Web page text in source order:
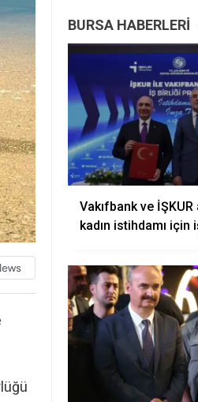
BURSA HABERLERI
Vakıfbank ve
kadın istihdamı için